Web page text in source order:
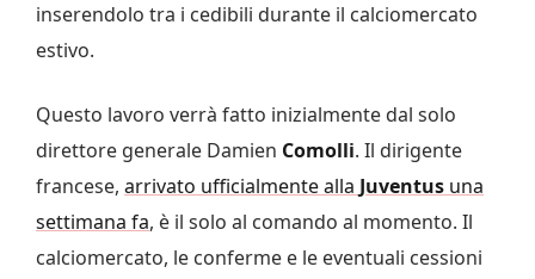
inserendolo tra i cedibili durante il calciomercato
estivo.
Questo lavoro verrà fatto inizialmente dal solo
direttore generale Damien Comolli. Il dirigente
francese, arrivato ufficialmente alla Juventus una
settimana fa, è il solo al comando al momento. Il
calciomercato, le conferme e le eventuali cessioni